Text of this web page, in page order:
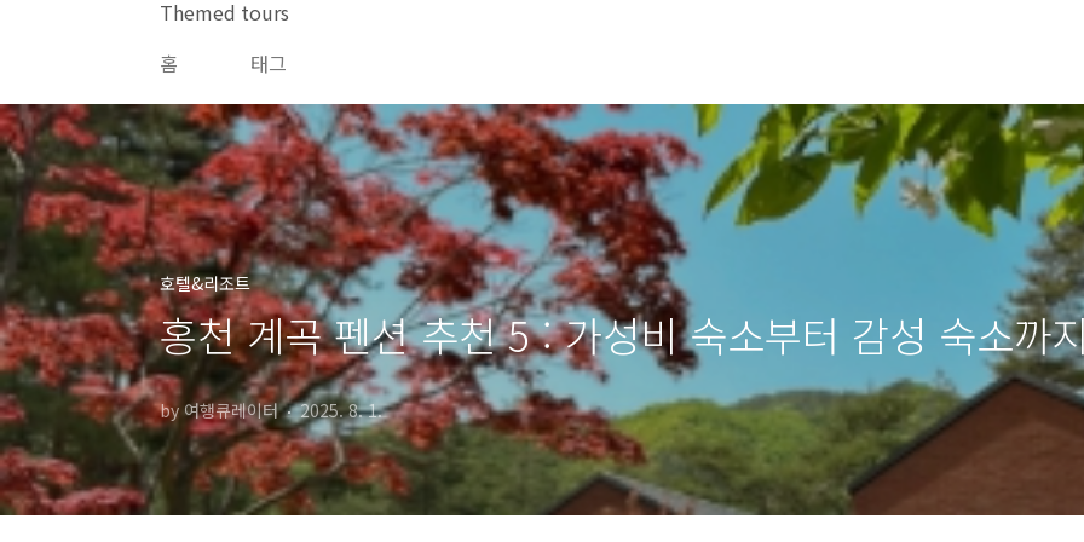
Themed tours
홈
태그
호텔&리조트
홍천 계곡 펜션 추천 5 : 가성비 숙소부터 감성 숙소까
by 여행큐레이터 2025. 8. 1.